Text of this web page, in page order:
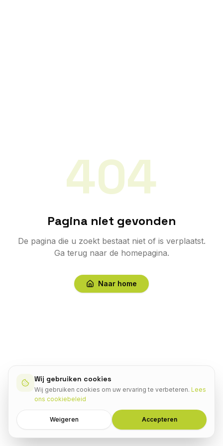
Wij gebruiken cookies
Wij gebruiken cookies om uw ervaring te verbeteren. Lees
ons cookiebeleid
Weigeren Accepteren
404
Pagina niet gevonden
De pagina die u zoekt bestaat niet of is verplaatst.
Ga terug naar de homepagina.
Naar home